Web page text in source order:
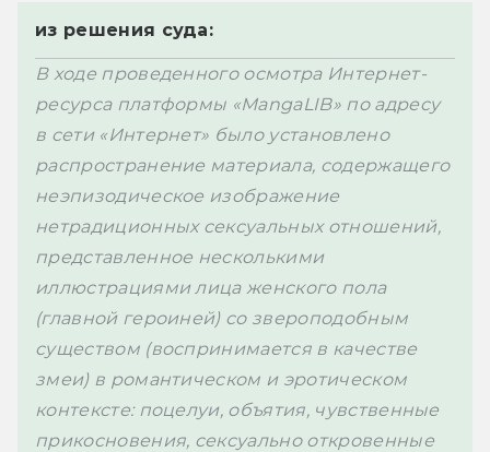
из решения суда:
В ходе проведенного осмотра Интернет-
ресурса платформы «MangaLIB» по адресу
в сети «Интернет» было установлено
распространение материала, содержащего
неэпизодическое изображение
нетрадиционных сексуальных отношений,
представленное несколькими
иллюстрациями лица женского пола
(главной героиней) со звероподобным
существом (воспринимается в качестве
змеи) в романтическом и эротическом
контексте: поцелуи, объятия, чувственные
прикосновения, сексуально откровенные